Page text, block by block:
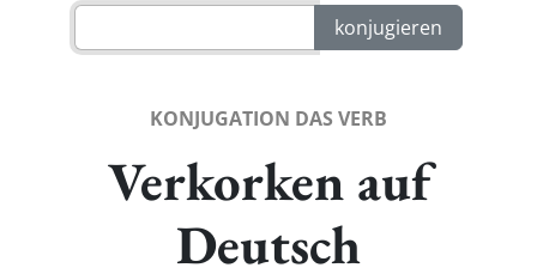
KONJUGATION DAS VERB
Verkorken auf
Deutsch